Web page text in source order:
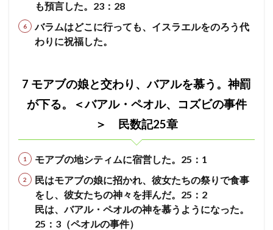
も預言した。23：28
バラムはどこに行っても、イスラエルをのろう代
わりに祝福した。
7 モアブの娘と交わり、バアルを慕う。神罰
が下る。＜バアル・ペオル、コズビの事件
＞ 民数記25章
モアブの地シティムに宿営した。25：1
民はモアブの娘に招かれ、彼女たちの祭りで食事
をし、彼女たちの神々を拝んだ。25：2
民は、バアル・ペオルの神を慕うようになった。
25：3（ペオルの事件）